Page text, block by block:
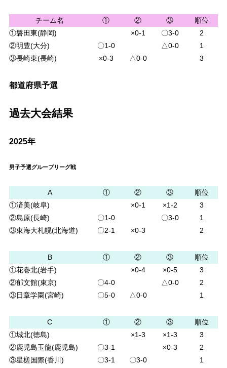
チーム名 ① ② ③
順位
①磐田東(静岡)
×0-1 〇3-0
2
②明豊(大分)
〇1-0 △0-0
1
③長崎東(長崎)
×0-3 △0-0 3
都道府県予選
過去大会結果
2025年
男子予選グループリーグ戦
A ① ② ③
順位
①済美(岐阜)
×0-1 ×1-2
3
②島原(長崎)
〇1-0 〇3-0
1
③東海大札幌(北海道)
〇2-1 ×0-3 2
B ① ② ③
順位
①花巻北(岩手)
×0-4 ×0-5
3
②郁文館(東京)
〇4-0 △0-0
2
③日章学園(宮崎)
〇5-0 △0-0 1
C ① ② ③
順位
①城北(徳島)
×1-3 ×1-3
3
②鹿児島玉龍(鹿児島)
〇3-1 ×0-3
2
③星槎国際(香川)
〇3-1 〇3-0 1